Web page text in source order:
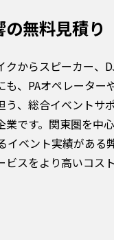
無料見積り
クからスピーカー、
も、PAオペレーター
う、総合イベントサ
業です。関東圏を中
イベント実績がある
ビスをより高いコス